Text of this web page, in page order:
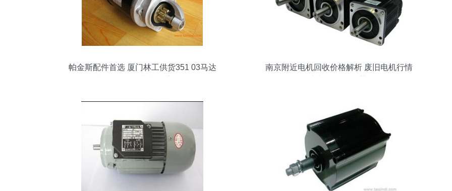
帕金斯配件首选 厦门林工供货351 03马达
南京附近电机回收价格解析 废旧电机行情